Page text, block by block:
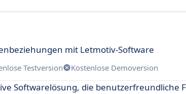
mit Letmotiv-Software
Testversion Kostenlose Demoversion
Softwarelösung, die